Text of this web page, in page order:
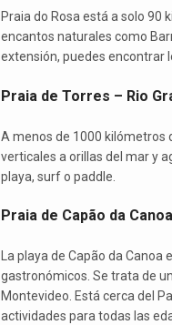
Praia do Rosa está a solo 90
encantos naturales como
extensión, puedes encontrar
Praia de Torres – Rio
A menos de 1000 kilómetros
verticales a orillas del mar y
playa, surf o paddle.
Praia de Capão da
La playa de Capão da
gastronómicos. Se trata de
Montevideo. Está cerca del
actividades para todas las